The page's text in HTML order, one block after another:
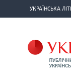
УКРАЇНСЬКА